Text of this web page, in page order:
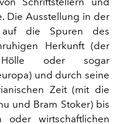
Die Ausstellung in der
auf die Spuren des
Herkunft (der
oder sogar
und durch seine
Zeit (mit die
und Bram Stoker) bis
wirtschaftlichen